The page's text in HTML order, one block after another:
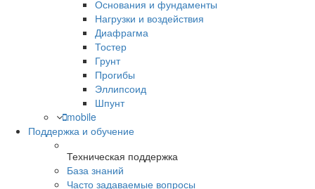
Основания и фундаменты
Нагрузки и воздействия
Диафрагма
Тостер
Грунт
Прогибы
Эллипсоид
Шпунт
mobile
Поддержка и обучение
Техническая поддержка
База знаний
Часто задаваемые вопросы